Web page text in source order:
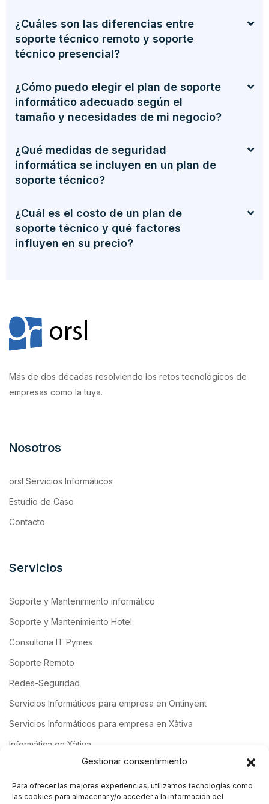
Gestionar consentimiento
Para ofrecer las mejores experiencias, utilizamos tecnologías como
las cookies para almacenar y/o acceder a la información del
¿Cuáles son las diferencias entre
soporte técnico remoto y soporte
técnico presencial?
¿Cómo puedo elegir el plan de soporte
informático adecuado según el
tamaño y necesidades de mi negocio?
¿Qué medidas de seguridad
informática se incluyen en un plan de
soporte técnico?
¿Cuál es el costo de un plan de
soporte técnico y qué factores
influyen en su precio?
Más de dos décadas resolviendo los retos tecnológicos de
empresas como la tuya.
Nosotros
orsl Servicios Informáticos
Estudio de Caso
Contacto
Servicios
Soporte y Mantenimiento informático
Soporte y Mantenimiento Hotel
Consultoria IT Pymes
Soporte Remoto
Redes-Seguridad
Servicios Informáticos para empresa en Ontinyent
Servicios Informáticos para empresa en Xàtiva
Informática en Xàtiva
Contacto